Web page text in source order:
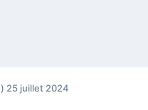
25 juillet 2024